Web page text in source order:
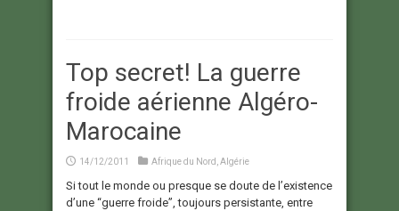
Top secret! La guerre
froide aérienne Algéro-
Marocaine
14/12/2011 Afrique du Nord Algérie
Si tout le monde ou presque se doute de l’existence
d’une “guerre froide”, toujours persistante, entre